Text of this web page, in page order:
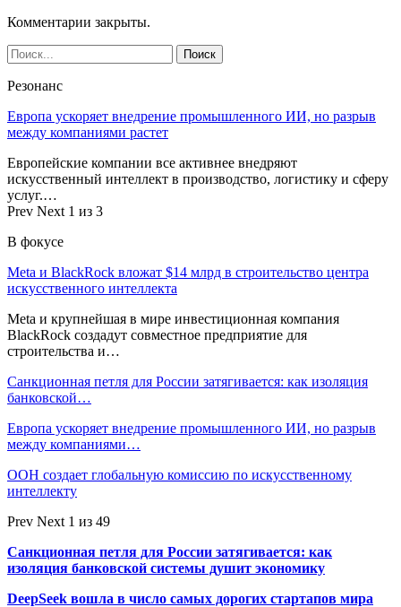
Комментарии закрыты.
Резонанс
Европа ускоряет внедрение промышленного ИИ, но разрыв
между компаниями растет
Европейские компании все активнее внедряют
искусственный интеллект в производство, логистику и сферу
услуг.…
Prev Next 1 из 3
В фокусе
Meta и BlackRock вложат $14 млрд в строительство центра
искусственного интеллекта
Meta и крупнейшая в мире инвестиционная компания
BlackRock создадут совместное предприятие для
строительства и…
Санкционная петля для России затягивается: как изоляция
банковской…
Европа ускоряет внедрение промышленного ИИ, но разрыв
между компаниями…
ООН создает глобальную комиссию по искусственному
интеллекту
Prev Next 1 из 49
Санкционная петля для России затягивается: как
изоляция банковской системы душит экономику
DeepSeek вошла в число самых дорогих стартапов мира